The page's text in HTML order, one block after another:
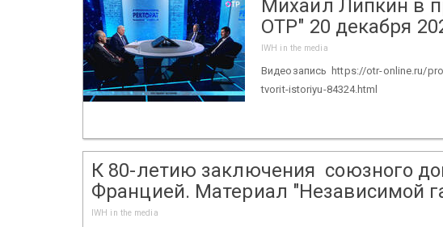
Михаил Липкин в
ОТР" 20 декабря
IWH in the media
Видеозапись https://otr-online.ru/
tvorit-istoriyu-84324.html
К 80-летию заключения союзного
Францией. Материал "Независимой
IWH in the media